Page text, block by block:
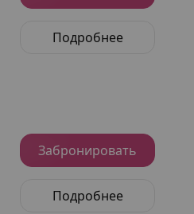
Подробнее
Забронировать
Подробнее